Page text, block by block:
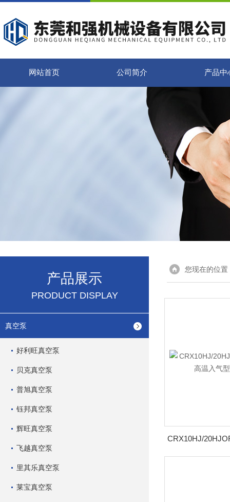
网站首页 公司简介 产品中
产品展示
PRODUCT DISPLAY
真空泵
好利旺真空泵
贝克真空泵
普旭真空泵
钰邦真空泵
辉旺真空泵
飞越真空泵
里其乐真空泵
莱宝真空泵
您现在的位置